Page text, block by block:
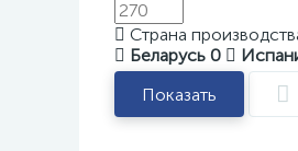
Страна
Беларусь 0
Показать